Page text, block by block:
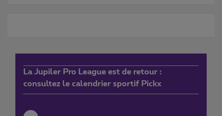
La Jupiler Pro League est de retour :
consultez le calendrier sportif Pickx